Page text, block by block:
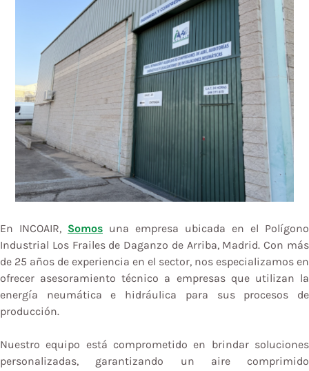
En INCOAIR, Somos una empresa ubicada en el Polígono
Industrial Los Frailes de Daganzo de Arriba, Madrid. Con más
de 25 años de experiencia en el sector, nos especializamos en
ofrecer asesoramiento técnico a empresas que utilizan la
energía neumática e hidráulica para sus procesos de
producción.
Nuestro equipo está comprometido en brindar soluciones
personalizadas, garantizando un aire comprimido